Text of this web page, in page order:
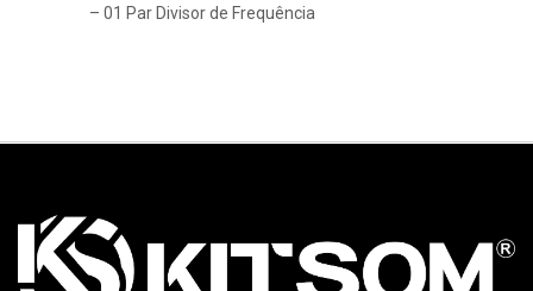
– 01 Par Divisor de Frequência